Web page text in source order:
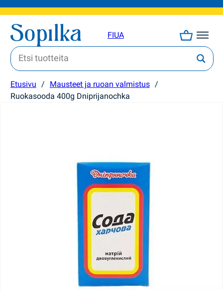
FIUA
Etusivu / Mausteet ja ruoan valmistus /
Ruokasooda 400g Dniprijanochka